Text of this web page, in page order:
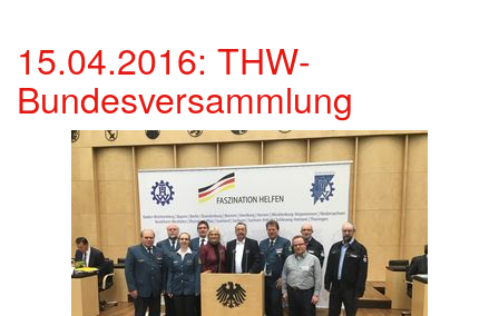
15.04.2016: THW-
Bundesversammlung